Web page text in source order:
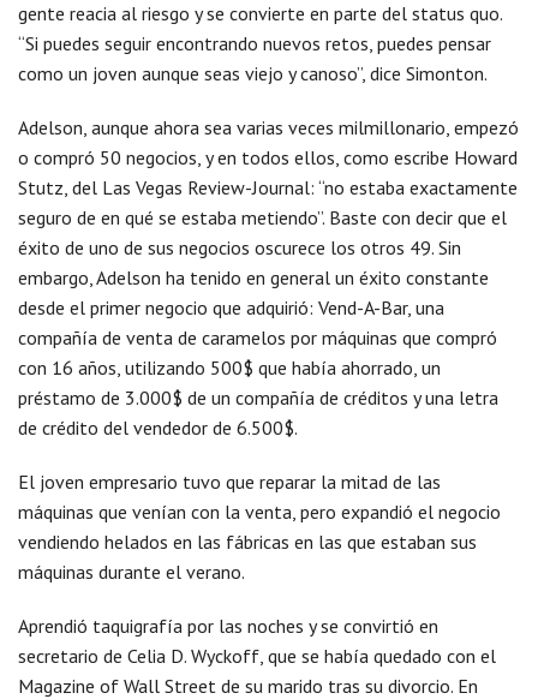
gente reacia al riesgo y se convierte en parte del status quo.
“Si puedes seguir encontrando nuevos retos, puedes pensar
como un joven aunque seas viejo y canoso”, dice Simonton.
Adelson, aunque ahora sea varias veces milmillonario, empezó
o compró 50 negocios, y en todos ellos, como escribe Howard
Stutz, del Las Vegas Review-Journal: “no estaba exactamente
seguro de en qué se estaba metiendo”. Baste con decir que el
éxito de uno de sus negocios oscurece los otros 49. Sin
embargo, Adelson ha tenido en general un éxito constante
desde el primer negocio que adquirió: Vend-A-Bar, una
compañía de venta de caramelos por máquinas que compró
con 16 años, utilizando 500$ que había ahorrado, un
préstamo de 3.000$ de un compañía de créditos y una letra
de crédito del vendedor de 6.500$.
El joven empresario tuvo que reparar la mitad de las
máquinas que venían con la venta, pero expandió el negocio
vendiendo helados en las fábricas en las que estaban sus
máquinas durante el verano.
Aprendió taquigrafía por las noches y se convirtió en
secretario de Celia D. Wyckoff, que se había quedado con el
Magazine of Wall Street de su marido tras su divorcio. En